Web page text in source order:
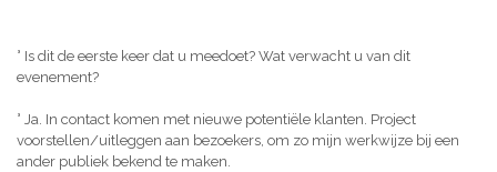
° Is dit de eerste keer dat u meedoet? Wat verwacht u van dit
evenement?
° Ja. In contact komen met nieuwe potentiële klanten. Project
voorstellen/uitleggen aan bezoekers, om zo mijn werkwijze bij een
ander publiek bekend te maken.